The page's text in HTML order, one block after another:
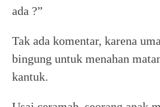
ada ?”
Tak ada komentar, karena
bingung untuk menahan
kantuk.